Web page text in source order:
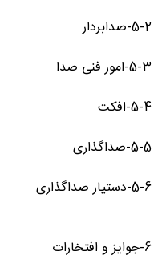
5-2-صدابردار
5-3-امور فنی صدا
5-4-افکت
5-5-صداگذاری
5-6-دستیار صداگذاری
6-جوایز و افتخارات